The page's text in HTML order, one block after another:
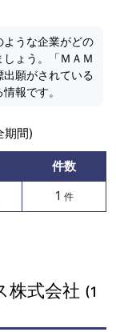
ような企業がどの
ょう。「ＭＡＭ
願がされている
報です。
期間)
件数
1 件
株式会社 (1